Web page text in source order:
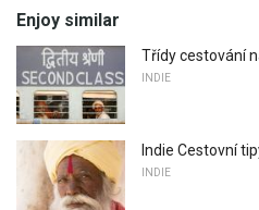
Enjoy similar
Třídy cestování
INDIE
Indie Cestovní
INDIE